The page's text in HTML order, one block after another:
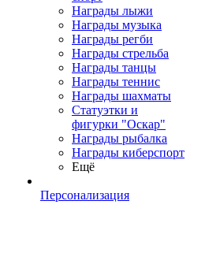
Награды лыжи
Награды музыка
Награды регби
Награды стрельба
Награды танцы
Награды теннис
Награды шахматы
Статуэтки и
фигурки "Оскар"
Награды рыбалка
Награды киберспорт
Ещё
Персонализация